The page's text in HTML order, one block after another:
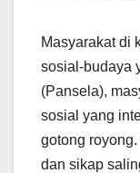
Masyarakat di
sosial-budaya
(Pansela),
sosial yang
gotong
dan sikap